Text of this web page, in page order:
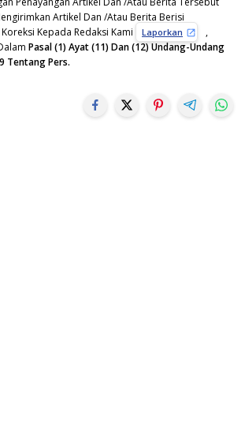
Artikel Dan /Atau Berita Berisi
Kepada Redaksi Kami
Laporkan
,
Pasal (1) Ayat (11) Dan (12) Undang-Undang
Tentang Pers.